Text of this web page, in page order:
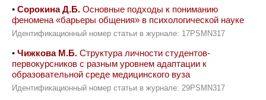
• Сорокина Д.Б. Основные подходы к пониманию
феномена «барьеры общения» в психологической науке
Идентификационный номер статьи в журнале: 17PSMN317
• Чижкова М.Б. Структура личности студентов-
первокурсников с разным уровнем адаптации к
образовательной среде медицинского вуза
Идентификационный номер статьи в журнале: 29PSMN317